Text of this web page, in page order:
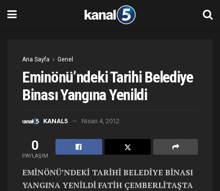
Ana Sayfa Genel
Eminönü’ndeki Tarihi Belediye
Binası Yangına Yenildi
KANAL5 Nisan 4, 2012
0
PAYLAŞIM
EMİNÖNÜ’NDEKİ TARİHİ BELEDİYE BİNASI
YANGINA YENİLDİ FATİH ÇEMBERLİTAŞTA